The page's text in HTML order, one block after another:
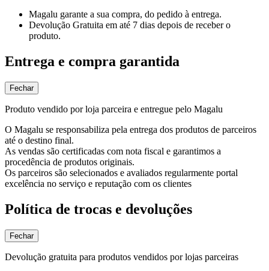
Magalu garante a sua compra, do pedido à entrega.
Devolução Gratuita em até 7 dias depois de receber o
produto.
Entrega e compra garantida
Fechar
Produto vendido por loja parceira e entregue pelo Magalu
O Magalu se responsabiliza pela entrega dos produtos de parceiros
até o destino final.
As vendas são certificadas com nota fiscal e garantimos a
procedência de produtos originais.
Os parceiros são selecionados e avaliados regularmente portal
excelência no serviço e reputação com os clientes
Política de trocas e devoluções
Fechar
Devolução gratuita para produtos vendidos por lojas parceiras